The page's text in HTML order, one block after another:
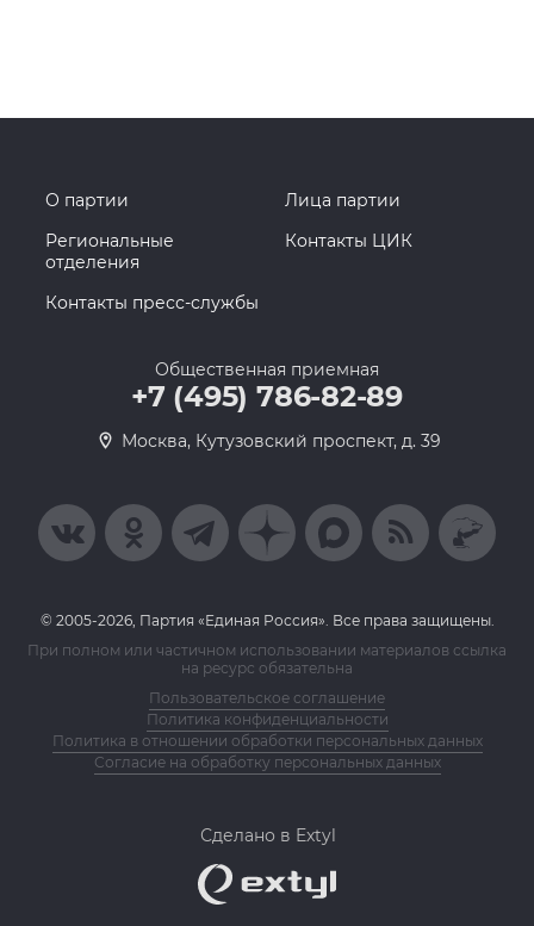
О партии
Лица партии
Региональные
отделения
Контакты ЦИК
Контакты пресс-службы
Общественная приемная
+7 (495) 786-82-89
Москва, Кутузовский проспект, д. 39
© 2005-2026, Партия «Единая Россия». Все права защищены.
При полном или частичном использовании материалов ссылка
на ресурс обязательна
Пользовательское соглашение
Политика конфиденциальности
Политика в отношении обработки персональных данных
Согласие на обработку персональных данных
Сделано в Extyl